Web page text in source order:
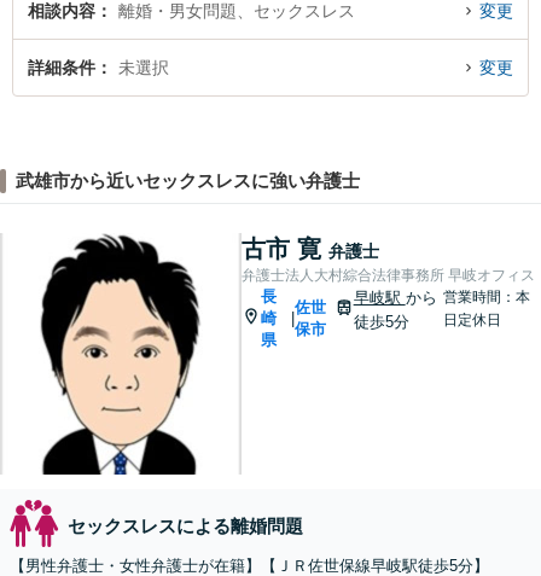
相談内容 離婚・男女問題、セックスレス 変更
詳細条件 未選択 変更
武雄市から近いセックスレスに強い弁護士
古市 寛 弁護士
弁護士法人大村綜合法律事務所 早岐オフィス
長
崎
県
佐世
保市
早岐駅 から
徒歩5分
営業時間：本
日定休日
セックスレスによる離婚問題
【男性弁護士・女性弁護士が在籍】【ＪＲ佐世保線早岐駅徒歩5分】